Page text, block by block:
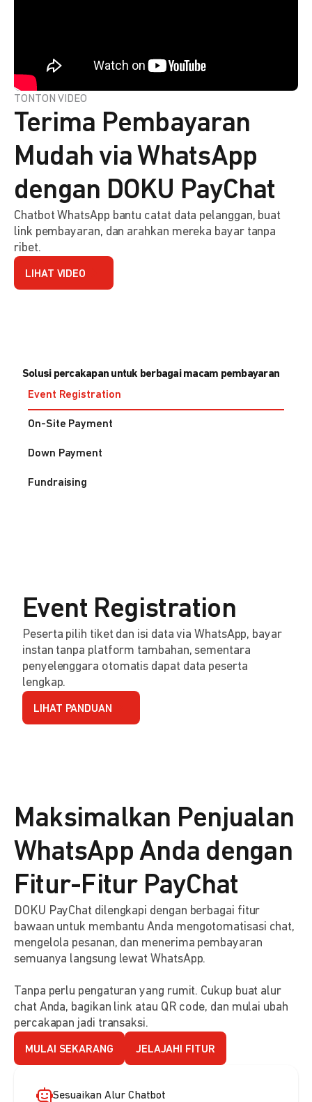
TONTON VIDEO
Terima Pembayaran
Mudah via WhatsApp
dengan DOKU PayChat
Chatbot WhatsApp bantu catat data pelanggan, buat
link pembayaran, dan arahkan mereka bayar tanpa
ribet.
LIHAT VIDEO
Solusi percakapan untuk berbagai macam pembayaran
Event Registration
On-Site Payment
Down Payment
Fundraising
Event Registration
Peserta pilih tiket dan isi data via WhatsApp, bayar
instan tanpa platform tambahan, sementara
penyelenggara otomatis dapat data peserta
lengkap.
LIHAT PANDUAN
Maksimalkan Penjualan
WhatsApp Anda dengan
Fitur-Fitur PayChat
DOKU PayChat dilengkapi dengan berbagai fitur
bawaan untuk membantu Anda mengotomatisasi chat,
mengelola pesanan, dan menerima pembayaran
semuanya langsung lewat WhatsApp.
Tanpa perlu pengaturan yang rumit. Cukup buat alur
chat Anda, bagikan link atau QR code, dan mulai ubah
percakapan jadi transaksi.
MULAI SEKARANG JELAJAHI FITUR
Sesuaikan Alur Chatbot